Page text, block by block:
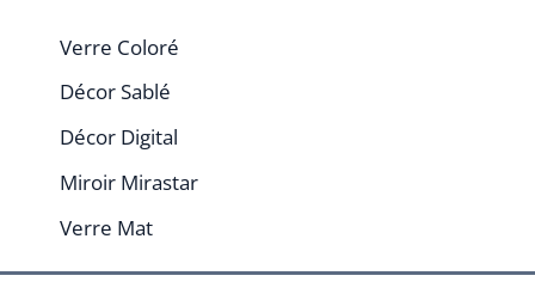
Verre Coloré
Décor Sablé
Décor Digital
Miroir Mirastar
Verre Mat